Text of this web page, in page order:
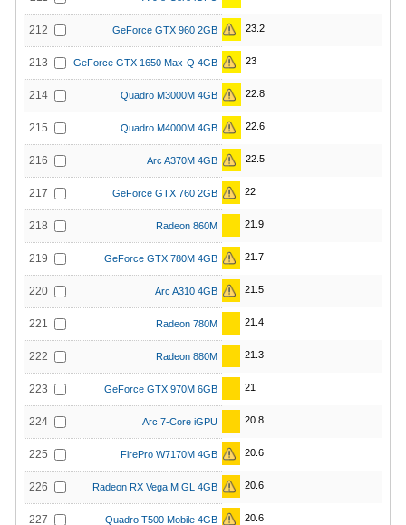
212 GeForce GTX 960 2GB 23.2
213 GeForce GTX 1650 Max-Q 4GB 23
214 Quadro M3000M 4GB 22.8
215 Quadro M4000M 4GB 22.6
216 Arc A370M 4GB 22.5
217 GeForce GTX 760 2GB 22
218 Radeon 860M 21.9
219 GeForce GTX 780M 4GB 21.7
220 Arc A310 4GB 21.5
221 Radeon 780M 21.4
222 Radeon 880M 21.3
223 GeForce GTX 970M 6GB 21
224 Arc 7-Core iGPU 20.8
225 FirePro W7170M 4GB 20.6
226 Radeon RX Vega M GL 4GB 20.6
227 Quadro T500 Mobile 4GB 20.6